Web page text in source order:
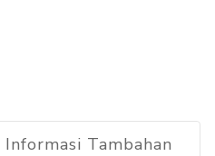
Informasi Tambahan